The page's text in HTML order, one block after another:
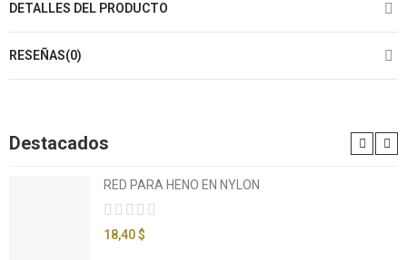
DETALLES DEL PRODUCTO
RESEÑAS(0)
Destacados
RED PARA HENO EN NYLON
18,40 $